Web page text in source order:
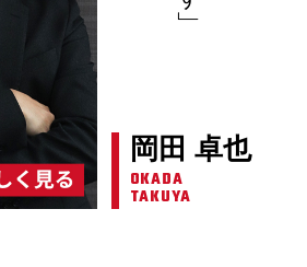
岡田 卓也
OKADA
TAKUYA